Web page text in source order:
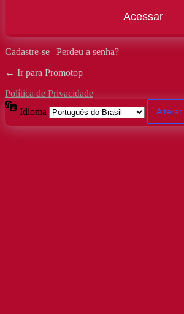
Cadastre-se | Perdeu a senha?
← Ir para Promotop
Política de Privacidade
Idioma